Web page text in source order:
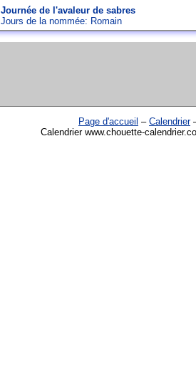
Journée de l'avaleur de sabres
Jours de la nommée: Romain
Page d'accueil – Calendrier
Calendrier www.chouette-